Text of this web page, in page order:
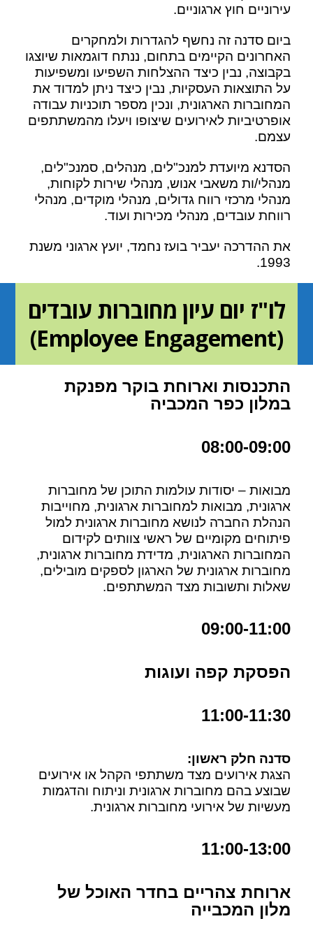
עירוניים חוץ ארגוניים.
ביום סדנה זה נחשף להגדרות ולמחקרים
האחרונים הקיימים בתחום, ננתח דוגמאות שיוצגו
בקבוצה, נבין כיצד ההצלחות השפיעו ומשפיעות
על התוצאות העסקיות, נבין כיצד ניתן למדוד את
המחוברות הארגונית, ונכין מספר תוכניות עבודה
אופרטיביות לאירועים שיצופו ויעלו מהמשתתפים
עצמם.
הסדנא מיועדת למנכ"לים, מנהלים, סמנכ"לים,
מנהלי/ות משאבי אנוש, מנהלי שירות לקוחות,
מנהלי מרכזי רווח גדולים, מנהלי מוקדים, מנהלי
רווחת עובדים, מנהלי מכירות ועוד.
את ההדרכה יעביר בועז נחמד, יועץ ארגוני משנת
1993.
לו"ז יום עיון מחוברות עובדים
(Employee Engagement)
התכנסות וארוחת בוקר מפנקת
במלון כפר המכביה
08:00-09:00
מבואות – יסודות עולמות התוכן של מחוברות
ארגונית, מבואות למחוברות ארגונית, מחוייבות
הנהלת החברה לנושא מחוברות ארגונית למול
פיתוחים מקומיים של ראשי צוותים לקידום
המחוברות הארגונית, מדידת מחוברות ארגונית,
מחוברות ארגונית של הארגון לספקים מובילים,
שאלות ותשובות מצד המשתתפים.
09:00-11:00
הפסקת קפה ועוגות
11:00-11:30
סדנה חלק ראשון:
הצגת אירועים מצד משתתפי הקהל או אירועים
שבוצע בהם מחוברות ארגונית וניתוח והדגמות
מעשיות של אירועי מחוברות ארגונית.
11:00-13:00
ארוחת צהריים בחדר האוכל של
מלון המכבייה